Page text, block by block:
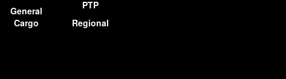
General
Cargo
PTP
Regional